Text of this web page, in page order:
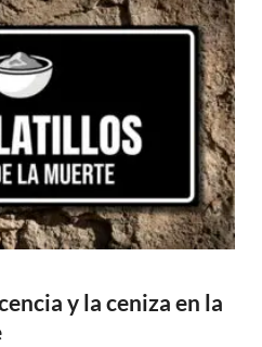
y la ceniza en la